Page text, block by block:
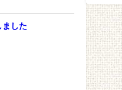
した